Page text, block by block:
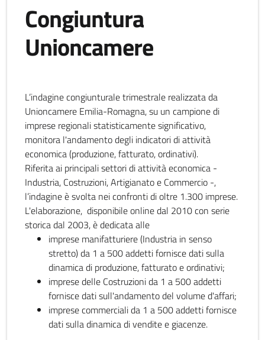
Congiuntura
Unioncamere
L’indagine congiunturale trimestrale realizzata da
Unioncamere Emilia-Romagna, su un campione di
imprese regionali statisticamente significativo,
monitora l'andamento degli indicatori di attività
economica (produzione, fatturato, ordinativi).
Riferita ai principali settori di attività economica -
Industria, Costruzioni, Artigianato e Commercio -,
l’indagine è svolta nei confronti di oltre 1.300 imprese.
L'elaborazione, disponibile online dal 2010 con serie
storica dal 2003, è dedicata alle
imprese manifatturiere (Industria in senso
stretto) da 1 a 500 addetti fornisce dati sulla
dinamica di produzione, fatturato e ordinativi;
imprese delle Costruzioni da 1 a 500 addetti
fornisce dati sull'andamento del volume d'affari;
imprese commerciali da 1 a 500 addetti fornisce
dati sulla dinamica di vendite e giacenze.